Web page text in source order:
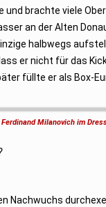
und brachte viele
an der Alten
halbwegs
er nicht für das
füllte er als Box-
Ferdinand Milanovich im
Nachwuchs